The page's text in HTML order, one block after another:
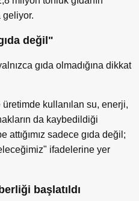
geliyor.
değil"
gıda olmadığına dikkat
kullanılan su, enerji,
da kaybedildiği
attığımız sadece gıda değil;
ifadelerine yer
başlatıldı